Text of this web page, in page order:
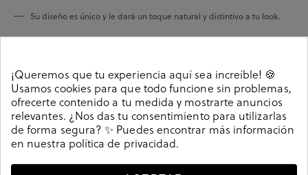
Su diseño es único y le dará un toque natural y distintivo a tu look.
Su fabricación con algodón orgánico aporta un granito de arena a
trabajar por un planeta más sostenible.
Detalles
¡Queremos que tu experiencia aquí sea increíble! 🍪
Usamos cookies para que todo funcione sin problemas,
ofrecerte contenido a tu medida y mostrarte anuncios
relevantes. ¿Nos das tu consentimiento para utilizarlas
de forma segura? ✨ Puedes encontrar más información
en nuestra política de privacidad.